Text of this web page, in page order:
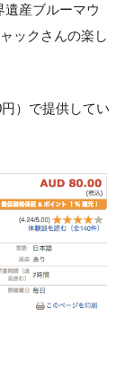
産ブルーマウ
ックさんの楽し
）で提供してい